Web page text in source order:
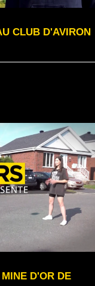
CLUB D'AVIRON
D'OR DE